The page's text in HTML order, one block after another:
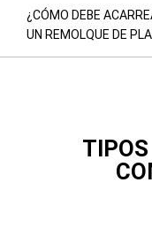
¿CÓMO DEBE
UN REMOLQUE DE